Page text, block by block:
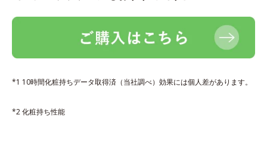
*1 10時間化粧持ちデータ取得済（当社調べ）効果には個人差があります。
*2 化粧持ち性能